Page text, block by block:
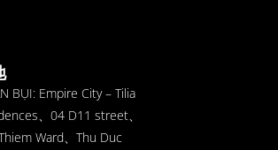
BỤI: Empire City – Tilia
、04 D11 street、
Ward、Thu Duc